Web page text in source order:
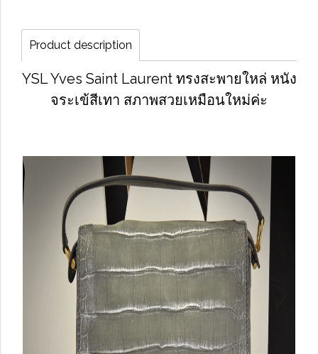
Product description
YSL Yves Saint Laurent ทรงสะพายใหล่ หนัง
จระเข้สีเทา สภาพสวยเหมือนใหม่ค่ะ